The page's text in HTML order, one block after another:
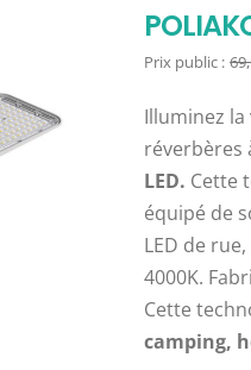
Prix public :
Illuminez
réverbères
LED. Cette
équipé de
LED de
4000K.
Cette
camping,